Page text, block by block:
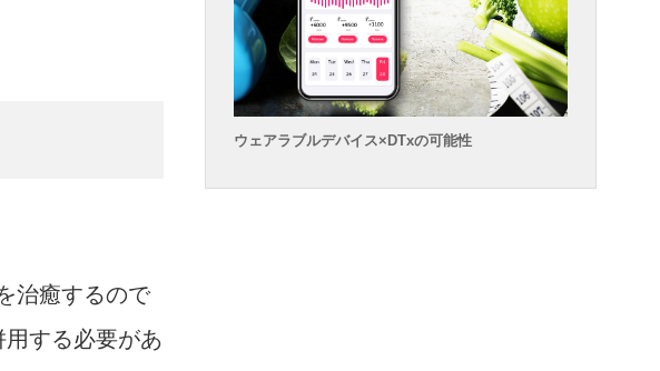
治癒するので
する必要があ
ウェアラブルデバイス×DTxの可能性